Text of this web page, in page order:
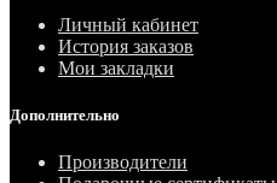
Личный кабинет
История заказов
Мои закладки
Дополнительно
Производители